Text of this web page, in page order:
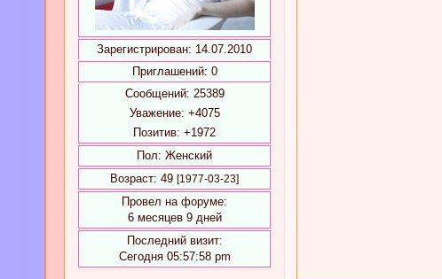
Зарегистрирован: 14.07.2010
Приглашений: 0
Сообщений: 25389
Уважение: +4075
Позитив: +1972
Пол: Женский
Возраст: 49 [1977-03-23]
Провел на форуме:
6 месяцев 9 дней
Последний визит:
Сегодня 05:57:58 pm